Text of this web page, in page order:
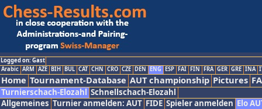
Logged on: Gast
Arabic ARM AZE BIH BUL CAT CHN CRO CZE DEN ENG ESP FAI FIN FRA GER GRE INA
Home Tournament-Database AUT championship Pictures
Turnierschach-Elozahl Schnellschach-Elozahl
Allgemeines Turnier anmelden: AUT FIDE Spieler anmelden Elo